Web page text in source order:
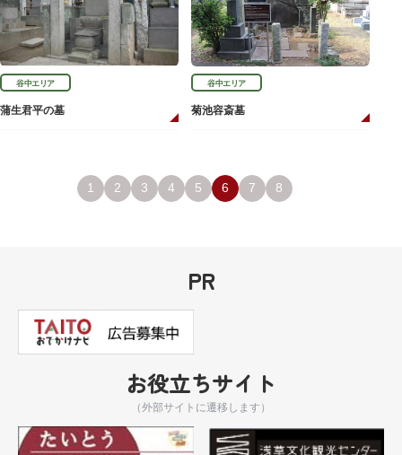
谷中エリア
蒲生君平の墓
谷中エリア
菊池容斎墓
1 2 3 4 5 6 7 8
PR
お役立ちサイト
（外部サイトに遷移します）